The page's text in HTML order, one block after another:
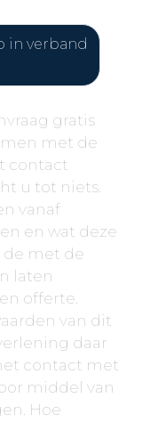
in verband
gratis
met de
contact
u tot niets.
vanaf
en wat deze
de met de
laten
offerte.
van dit
daar
contact met
middel van
Hoe